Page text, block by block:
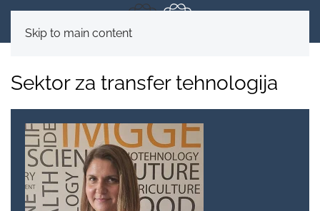
Skip to main content
Sektor za transfer tehnologija